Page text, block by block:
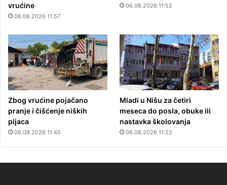
vrućine
06.08.2026 11:57
06.08.2026 11:52
Zbog vrućine pojačano
pranje i čišćenje niških
pijaca
06.08.2026 11:45
Mladi u Nišu za četiri
meseca do posla, obuke ili
nastavka školovanja
06.08.2026 11:22